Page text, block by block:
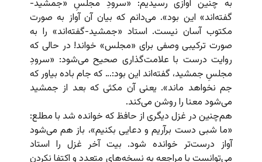
به چنین آوازی رسیدیم: «سرودِ مجلسِ «جمشید‌-
گفته‌اند» این بود». می‌دانم که بیان آن آواز به صورت
مکتوب آسان نیست. استاد «جمشید-گفته‌اند» را به
صورت ترکیبی وصفی برای «مجلس» خواند! در حالی که
روایت درست با علامت‌گذاری صحیح می‌شود: «سرودِ‌
مجلسِ جمشید، گفته‌اند این بود:… که جام باده بیاور که
جم نخواهد ماند». یعنی آن مکثی که بعد از جمشید
می‌شود معنا را روشن می‌‌کند.
هم‌چنین در غزل دیگری از حافظ که خوانده شد با مطلع:
«ما شبی دست برآریم و دعایی بکنیم»، باز هم می‌شود
آواز درست‌تر خوانده شود. بیت آخر غزل را استاد
می‌توانست با مراجعه به نسخه‌های متعدد و اکتفا نکردن